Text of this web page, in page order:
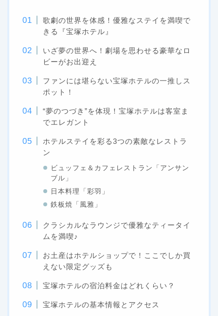
歌劇の世界を体感！優雅なステイを満喫で
きる『宝塚ホテル』
いざ夢の世界へ！劇場を思わせる豪華なロ
ビーがお出迎え
ファンには堪らない宝塚ホテルの一推しス
ポット！
“夢のつづき”を体現！宝塚ホテルは客室ま
でエレガント
ホテルステイを彩る3つの素敵なレストラ
ン
ビュッフェ＆カフェレストラン「アンサン
ブル」
日本料理「彩羽」
鉄板焼「風雅」
クラシカルなラウンジで優雅なティータイ
ムを満喫♪
お土産はホテルショップで！ここでしか買
えない限定グッズも
宝塚ホテルの宿泊料金はどれくらい？
宝塚ホテルの基本情報とアクセス